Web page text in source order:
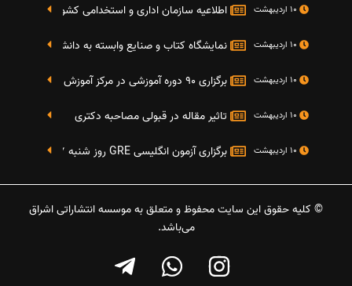
اطلاعیه سازمان اداری و استخدامی کشور در خصوص
نمایشگاه کتاب و صنایع وابسته به دانشگاه صنعتی شریف 4 الی 8 مهر
برگزاری 90 دوره آموزشی در مرکز آموزش فرهنگی دانشگاه علامه
تاثیر مقاله در قبولی مصاحبه دکتری
برگزاری آزمون انگلیسی GRE روز شنبه 27 شهریور(مقارن با 17 سپتامبر 2016)
© کلیه حقوق این سایت محفوظ و متعلق به موسسه انتشاراتی اشراق
می‌باشد.